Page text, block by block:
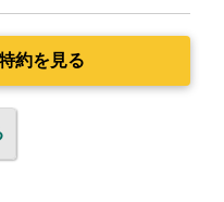
約を見る